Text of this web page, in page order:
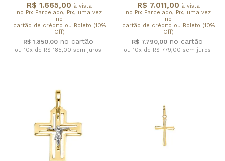
R$ 1.665,00 à vista
no Pix Parcelado, Pix, uma vez
no
cartão de crédito ou Boleto (10%
Off)
R$ 1.850,00
ou 10x de R$ 185,00 sem juros
R$ 7.011,00 à vista
no Pix Parcelado, Pix, uma vez
no
cartão de crédito ou Boleto (10%
Off)
R$ 7.790,00
ou 10x de R$ 779,00 sem juros